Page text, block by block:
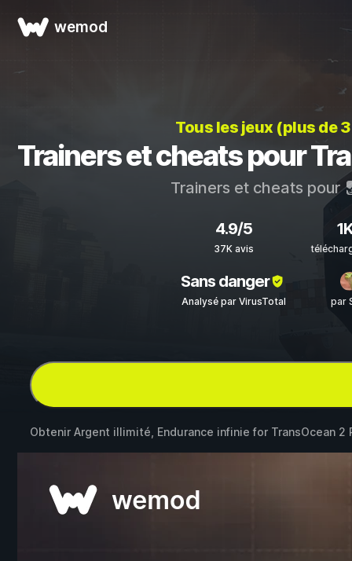
wemod
Tous les jeux (plus de
Trainers et cheats pour
Trainers et cheats pour
4.9/5
37K avis
Sans danger
Analysé par VirusTotal par
Obtenir Argent illimité, Endurance infinie for TransOcean 2